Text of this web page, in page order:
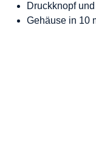
Druckknopf
Gehäuse in 10